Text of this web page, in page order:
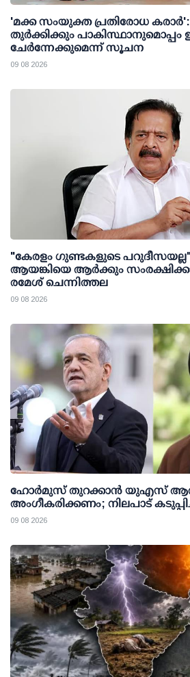
'മക്ക സംയുക്ത പ്രതിരോധ
തുര്‍ക്കിക്കും
ചേര്‍ന്നേക്കുമെന്ന് സൂചന
09 08 2026
"കേരളം ഗുണ്ടകളുടെ
ആയങ്കിയെ ആർക്കും
രമേശ് ചെന്നിത്തല
09 08 2026
ഹോർമുസ് തുറക്കാൻ യുഎസ്
അംഗീകരിക്കണം; നിലപാട്
09 08 2026